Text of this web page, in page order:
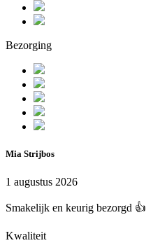
Bezorging
Mia Strijbos
1 augustus 2026
Smakelijk en keurig bezorgd 👍
Kwaliteit